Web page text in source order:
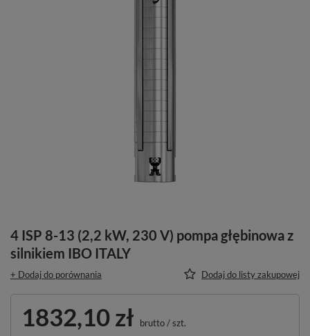
4 ISP 8-13 (2,2 kW, 230 V) pompa głębinowa z
silnikiem IBO ITALY
+ Dodaj do porównania Dodaj do listy zakupowej
1832,10 zł brutto/szt.